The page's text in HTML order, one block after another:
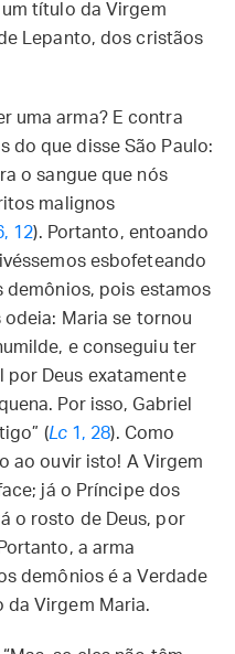
um título da Virgem
Lepanto, dos cristãos
uma arma? E contra
do que disse São Paulo:
o sangue que nós
malignos
12). Portanto, entoando
esbofeteando
demônios, pois estamos
Maria se tornou
e conseguiu ter
por Deus exatamente
Por isso, Gabriel
(Lc1, 28). Como
ao ouvir isto! A Virgem
já o Príncipe dos
o rosto de Deus, por
a arma
demônios é a Verdade
da Virgem Maria.